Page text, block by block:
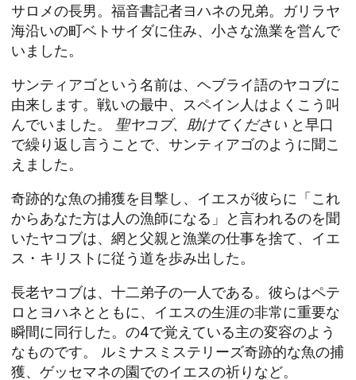
サロメの長男。福音書記者ヨハネの兄弟。ガリラヤ
海沿いの町ベトサイダに住み、小さな漁業を営んで
いました。
サンティアゴという名前は、ヘブライ語のヤコブに
由来します。戦いの最中、スペイン人はよくこう叫
んでいました。 聖ヤコブ、助けてください と早口
で繰り返し言うことで、サンティアゴのように聞こ
えました。
奇跡的な魚の捕獲を目撃し、イエスが彼らに「これ
からあなた方は人の漁師になる」と言われるのを聞
いたヤコブは、網と父親と漁業の仕事を捨て、イエ
ス・キリストに従う道を歩み出した。
長老ヤコブは、十二弟子の一人である。彼らはペテ
ロとヨハネとともに、イエスの生涯の非常に重要な
瞬間に同行した。の4で覚えている主の変容のよう
なものです。 ルミナスミステリーズ奇跡的な魚の捕
獲、ゲッセマネの園でのイエスの祈りなど。